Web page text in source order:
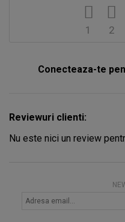
2
1
Conecteaza-te
Reviewuri clienti:
Nu este nici un review